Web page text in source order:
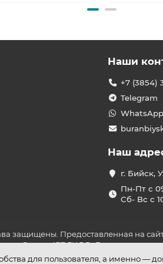
для пользователя, а именно —
Наши
+7 (3854)
Telegram
WhatsApp
Наш
г. Бийск,
Пн-Пт с
Сб- Вс с
защищены. Предоставленная на
Статьи 437 ГК РФ. До оплаты